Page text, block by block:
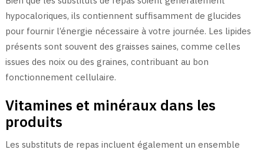
hypocaloriques, ils contiennent suffisamment de glucides
pour fournir l’énergie nécessaire à votre journée. Les lipides
présents sont souvent des graisses saines, comme celles
issues des noix ou des graines, contribuant au bon
fonctionnement cellulaire.
Vitamines et minéraux dans les
produits
Les substituts de repas incluent également un ensemble